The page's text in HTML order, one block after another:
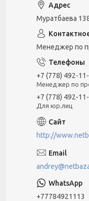
Муратбаева
Менеджер по
+7 (778) 492-
Менеджер по
+7 (778) 492-
Для юр.лиц
http://
+77784921113